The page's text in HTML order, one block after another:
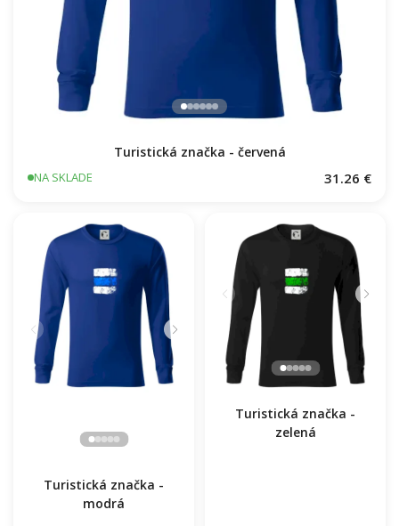
Turistická značka - červená
NA SKLADE 31.26 €
Turistická značka -
modrá
Turistická značka -
zelená